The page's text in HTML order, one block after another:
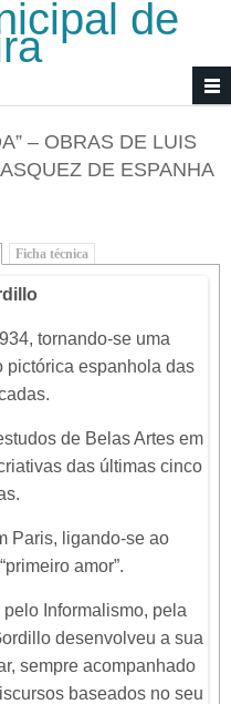
de
– OBRAS DE LUIS
DE ESPANHA
(separador ativo)
Ficha técnica
tornando-se uma
pictórica espanhola das
de Belas Artes em
das últimas cinco
Paris, ligando-se ao
amor”.
Informalismo, pela
desenvolveu a sua
sempre acompanhado
baseados no seu